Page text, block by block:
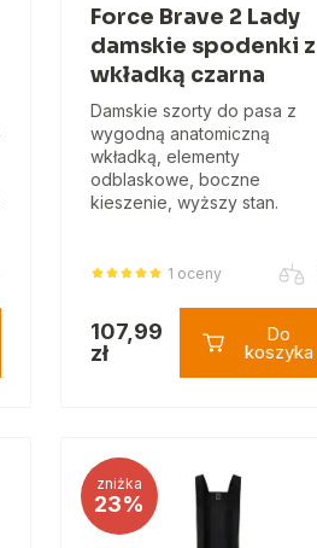
Force Brave 2 Lady
damskie spodenki z
wkładką czarna
Damskie szorty do pasa z
wygodną anatomiczną
wkładką, elementy
odblaskowe, boczne
kieszenie, wyższy stan.
1 oceny
107,99
zł
Do
koszyka
zniżka
23%